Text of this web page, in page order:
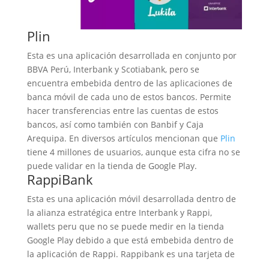
Plin
Esta es una aplicación desarrollada en conjunto por
BBVA Perú, Interbank y Scotiabank, pero se
encuentra embebida dentro de las aplicaciones de
banca móvil de cada uno de estos bancos. Permite
hacer transferencias entre las cuentas de estos
bancos, así como también con Banbif y Caja
Arequipa. En diversos artículos mencionan que Plin
tiene 4 millones de usuarios, aunque esta cifra no se
puede validar en la tienda de Google Play.
RappiBank
Esta es una aplicación móvil desarrollada dentro de
la alianza estratégica entre Interbank y Rappi,
wallets peru que no se puede medir en la tienda
Google Play debido a que está embebida dentro de
la aplicación de Rappi. Rappibank es una tarjeta de